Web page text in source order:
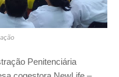
Penitenciária